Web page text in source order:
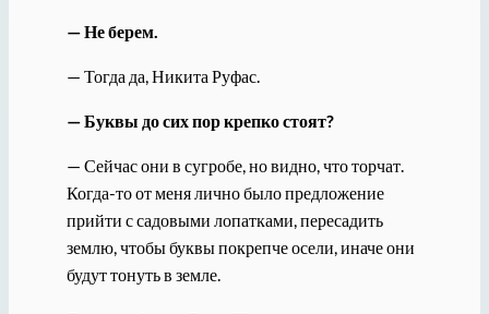
— Не берем.
— Тогда да, Никита Руфас.
— Буквы до сих пор крепко стоят?
— Сейчас они в сугробе, но видно, что торчат.
Когда-то от меня лично было предложение
прийти с садовыми лопатками, пересадить
землю, чтобы буквы покрепче осели, иначе они
будут тонуть в земле.